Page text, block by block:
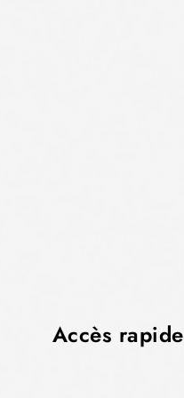
Accès rapide